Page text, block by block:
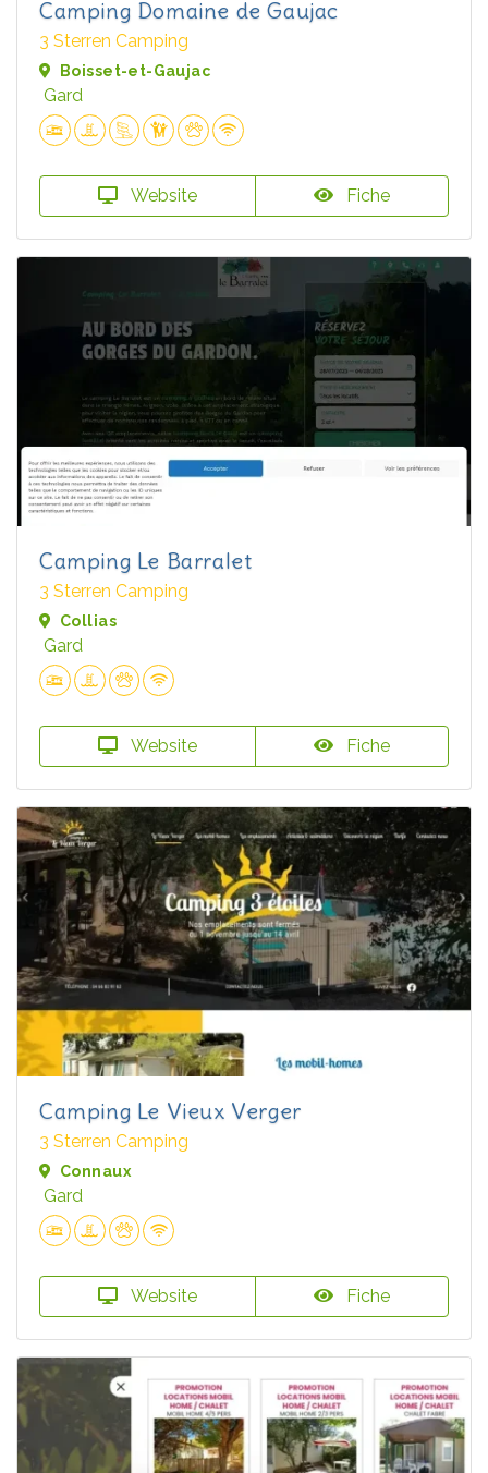
Camping Domaine de Gaujac
3 Sterren Camping
Boisset-et-Gaujac
Gard
Website Fiche
Camping Le Barralet
3 Sterren Camping
Collias
Gard
Website Fiche
Camping Le Vieux Verger
3 Sterren Camping
Connaux
Gard
Website Fiche